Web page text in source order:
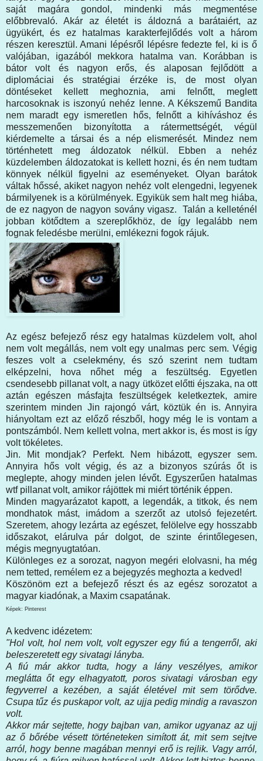
saját magára gondol, mindenki más megmentése
előbbrevaló. Akár az életét is áldozná a barátaiért, az
ügyükért, és ez hatalmas karakterfejlődés volt a három
részen keresztül. Amani lépésről lépésre fedezte fel, ki is ő
valójában, igazából mekkora hatalma van. Korábban is
bátor volt és nagyon erős, és alaposan fejlődött a
diplomáciai és stratégiai érzéke is, de most olyan
döntéseket kellett meghoznia, ami felnőtt, meglett
harcosoknak is iszonyú nehéz lenne. A Kékszemű Bandita
nem maradt egy ismeretlen hős, felnőtt a kihíváshoz és
messzemenően bizonyította a rátermettségét, végül
kiérdemelte a társai és a nép elismerését. Mindez nem
történhetett meg áldozatok nélkül. Ebben a nehéz
küzdelemben áldozatokat is kellett hozni, és én nem tudtam
könnyek nélkül figyelni az eseményeket. Olyan barátok
váltak hőssé, akiket nagyon nehéz volt elengedni, legyenek
bármilyenek is a körülmények. Egyikük sem halt meg hiába,
de ez nagyon de nagyon sovány vigasz. Talán a kelleténél
jobban kötődtem a szereplőkhöz, de így legalább nem
fognak feledésbe merülni, emlékezni fogok rájuk.
Az egész befejező rész egy hatalmas küzdelem volt, ahol
nem volt megállás, nem volt egy unalmas perc sem. Végig
feszes volt a cselekmény, és szó szerint nem tudtam
elképzelni, hova nőhet még a feszültség. Egyetlen
csendesebb pillanat volt, a nagy ütközet előtti éjszaka, na ott
aztán egészen másfajta feszültségek keletkeztek, amire
szerintem minden Jin rajongó várt, köztük én is. Annyira
hiányoltam ezt az előző részből, hogy még le is vontam a
pontszámból. Nem kellett volna, mert akkor is, és most is így
volt tökéletes.
Jin. Mit mondjak? Perfekt. Nem hibázott, egyszer sem.
Annyira hős volt végig, és az a bizonyos szúrás őt is
meglepte, ahogy minden jelen lévőt. Egyszerűen hatalmas
wtf pillanat volt, amikor rájöttek mi miért történik éppen.
Minden magyarázatot kapott, a legendák, a titkok, és nem
mondhatok mást, imádom a szerzőt az utolsó fejezetért.
Szeretem, ahogy lezárta az egészet, felölelve egy hosszabb
időszakot, elárulva pár dolgot, de szinte érintőlegesen,
mégis megnyugtatóan.
Különleges ez a sorozat, nagyon megéri elolvasni, ha még
nem tetted, remélem ez a bejegyzés meghozta a kedved!
Köszönöm ezt a befejező részt és az egész sorozatot a
magyar kiadónak, a Maxim csapatának.
Képek: Pinterest
A kedvenc idézetem:
"Hol volt, hol nem volt, volt egyszer egy fiú a tengerről, aki
beleszeretett egy sivatagi lányba.
A fiú már akkor tudta, hogy a lány veszélyes, amikor
meglátta őt egy elhagyatott, poros sivatagi városban egy
fegyverrel a kezében, a saját életével mit sem törődve.
Csupa tűz és puskapor volt, az ujja pedig mindig a ravaszon
volt.
Akkor már sejtette, hogy bajban van, amikor ugyanaz az ujj
az ő bőrébe vésett történeteken simított át, mit sem sejtve
arról, hogy benne magában mennyi erő is rejlik. Vagy arról,